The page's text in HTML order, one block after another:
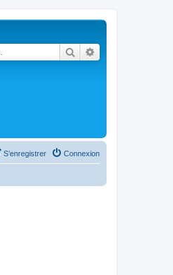
Rechercher
Connexion
S’enregistrer